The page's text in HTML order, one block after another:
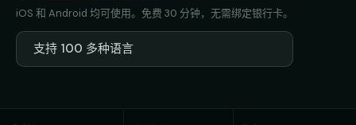
iOS 和 Android 均可使用。免费 30 分钟，无需绑定银行卡。
支持 100 多种语言